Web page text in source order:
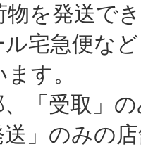
物を発送で
急便など
す。
受取」の
のみの店